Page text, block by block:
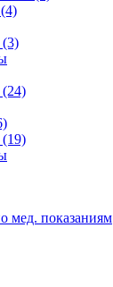
(4)
(3)
(24)
(19)
мед. показаниям